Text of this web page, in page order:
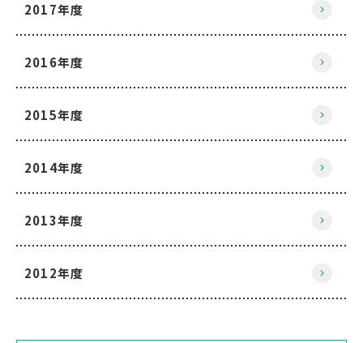
2017年度
2016年度
2015年度
2014年度
2013年度
2012年度